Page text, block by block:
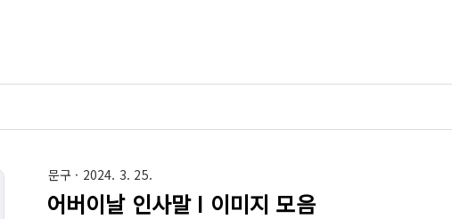
문구· 2024. 3. 25.
어버이날 인사말 Ι 이미지 모음